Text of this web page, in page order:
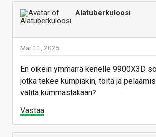
Alatuberkuloosi
Mar 11, 2025
En oikein ymmärrä kenelle 9900X3D
jotka tekee kumpiakin, töitä ja
välitä kummastakaan?
Vastaa